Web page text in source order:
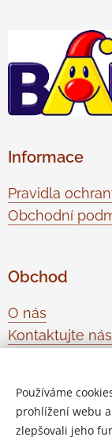
Informace
Pravidla
Obchodní
Obchod
O nás
Kontaktujte nás
Používáme
prohlížení webu
zlepšovali jeho